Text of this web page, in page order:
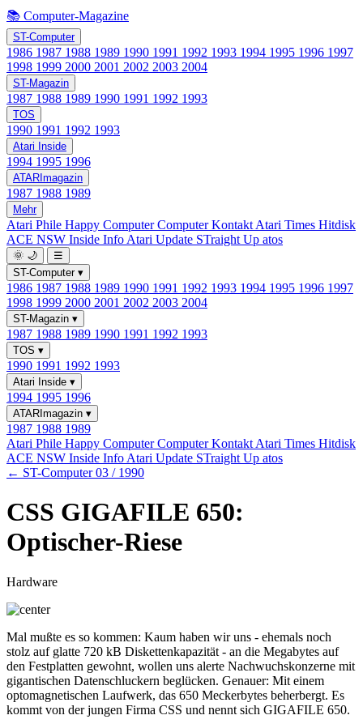
📚 Computer-Magazine
ST-Computer
1986 1987 1988 1989 1990 1991 1992 1993 1994 1995 1996 1997
1998 1999 2000 2001 2002 2003 2004
ST-Magazin
1987 1988 1989 1990 1991 1992 1993
TOS
1990 1991 1992 1993
Atari Inside
1994 1995 1996
ATARImagazin
1987 1988 1989
Mehr
Atari Phile Happy ComputerComputer Kontakt Atari Times Hitdisk
ACE NSW Inside Info Atari Update STraight Up atos
🌞 🌙
☰
ST-Computer ▾
1986 1987 1988 1989 1990 1991 1992 1993 1994 1995 1996 1997
1998 1999 2000 2001 2002 2003 2004
ST-Magazin ▾
1987 1988 1989 1990 1991 1992 1993
TOS ▾
1990 1991 1992 1993
Atari Inside ▾
1994 1995 1996
ATARImagazin ▾
1987 1988 1989
Atari Phile Happy ComputerComputer Kontakt Atari Times Hitdisk
ACE NSW Inside Info Atari Update STraight Up atos
← ST-Computer 03 / 1990
CSS GIGAFILE 650:
Optischer-Riese
Hardware
Mal mußte es so kommen: Kaum haben wir uns - ehemals noch
stolz auf glatte 720 kB Diskettenkapazität - an die Megabytes auf
den Festplatten gewohnt, wollen uns alerte Nachwuchskonzerne mit
gigantischen Datenschluckern beglücken. Genauer: Mit einem
optomagnetischen Laufwerk, das 650 Meckerbytes beherbergt. Es
kommt von der jungen Firma CSS und nennt sich GIGAFILE 650.